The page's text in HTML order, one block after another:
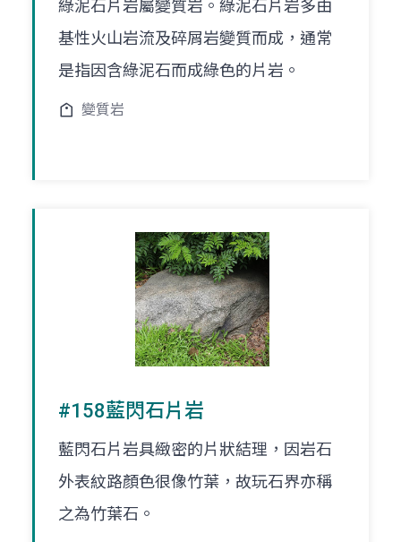
綠泥石片岩屬變質岩。綠泥石片岩多由
基性火山岩流及碎屑岩變質而成，通常
是指因含綠泥石而成綠色的片岩。
變質岩
#158藍閃石片岩
藍閃石片岩具緻密的片狀結理，因岩石
外表紋路顏色很像竹葉，故玩石界亦稱
之為竹葉石。